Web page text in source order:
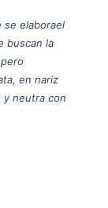
se elaborael
buscan la
en nariz
y neutra con